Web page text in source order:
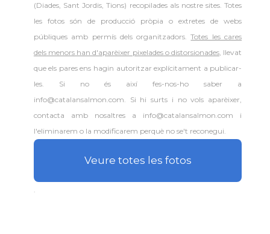
(Diades, Sant Jordis, Tions) recopilades als nostre sites. Totes
les fotos són de producció pròpia o extretes de webs
públiques amb permís dels organitzadors.Totes les cares
dels menors han d'aparèixer pixelades o distorsionades, llevat
que els pares ens hagin autoritzar explícitament a publicar-
les. Si no és així fes-nos-ho saber a
info@catalansalmon.com. Si hi surts i no vols aparèixer,
contacta amb nosaltres a info@catalansalmon.com i
l'eliminarem o la modificarem perquè no se't reconegui.
Veure totes les fotos